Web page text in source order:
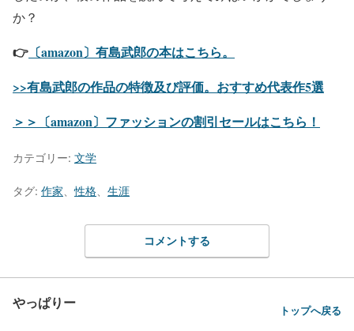
か？
👉 〔amazon〕有島武郎の本はこちら。
>>有島武郎の作品の特徴及び評価。おすすめ代表作5選
＞＞〔amazon〕ファッションの割引セールはこちら！
カテゴリー: 文学
タグ: 作家、性格、 生涯
コメントする
やっぱりー トップへ戻る